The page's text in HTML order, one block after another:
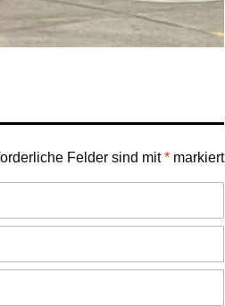
Felder sind mit* markiert